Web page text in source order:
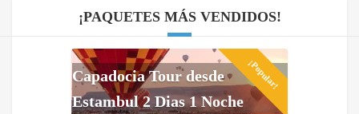
¡PAQUETES MÁS VENDIDOS!
¡Popular!
Capadocia Tour desde
Estambul 2 Dias 1 Noche